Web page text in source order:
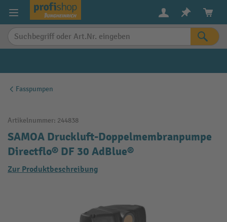
springen
Fasspumpen
Artikelnummer: 244838
SAMOA Druckluft-Doppelmembranpumpe
Directflo® DF 30 AdBlue®
Zur Produktbeschreibung